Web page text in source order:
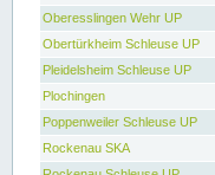
Oberesslingen Wehr UP
Obertürkheim Schleuse UP
Pleidelsheim Schleuse UP
Plochingen
Poppenweiler Schleuse UP
Rockenau SKA